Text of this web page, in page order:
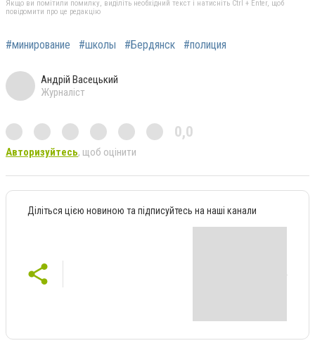
Якщо ви помітили помилку, виділіть необхідний текст і натисніть Ctrl + Enter, щоб
повідомити про це редакцію
#минирование #школы #Бердянск #полиция
Андрій Васецький
Журналіст
0,0
Авторизуйтесь, щоб оцінити
Діліться цією новиною та підписуйтесь на наші канали